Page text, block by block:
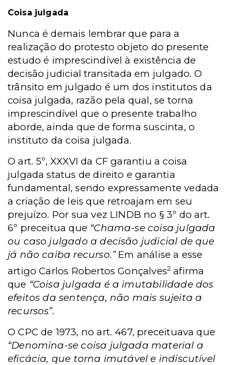
Coisa julgada
Nunca é demais lembrar que para a
realização do protesto objeto do presente
estudo é imprescindível à existência de
decisão judicial transitada em julgado. O
trânsito em julgado é um dos institutos da
coisa julgada, razão pela qual, se torna
imprescindível que o presente trabalho
aborde, ainda que de forma suscinta, o
instituto da coisa julgada.
O art. 5º, XXXVI da CF garantiu a coisa
julgada status de direito e garantia
fundamental, sendo expressamente vedada
a criação de leis que retroajam em seu
prejuízo. Por sua vez LINDB no § 3º do art.
6º preceitua que “Chama-se coisa julgada
ou caso julgado a decisão judicial de que
já não caiba recurso.” Em análise a esse
artigo Carlos Robertos Gonçalves2 afirma
que “Coisa julgada é a imutabilidade dos
efeitos da sentença, não mais sujeita a
recursos”.
O CPC de 1973, no art. 467, preceituava que
“Denomina-se coisa julgada material a
eficácia, que torna imutável e indiscutível